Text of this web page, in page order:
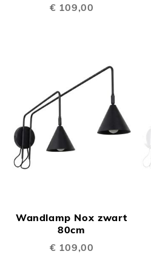
€ 109,00
Wandlamp Nox zwart
80cm
€ 109,00